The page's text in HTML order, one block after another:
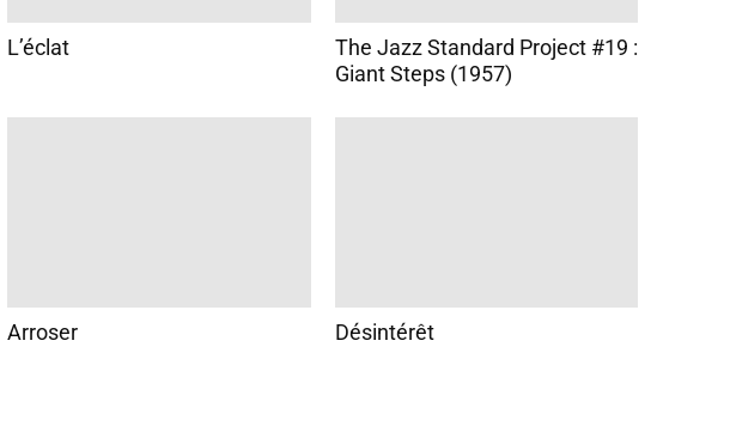
L’éclat
The Jazz Standard Project #19 :
Giant Steps (1957)
Arroser Désintérêt